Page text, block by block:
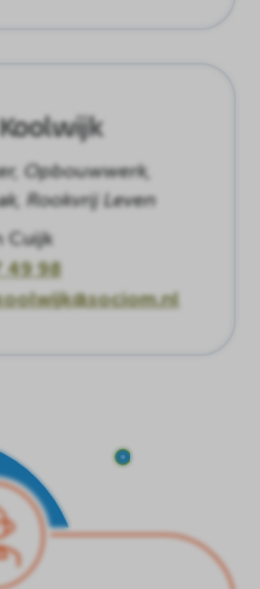
Opbouwwerk,
Rookvrij Leven
Cuijk
49 98